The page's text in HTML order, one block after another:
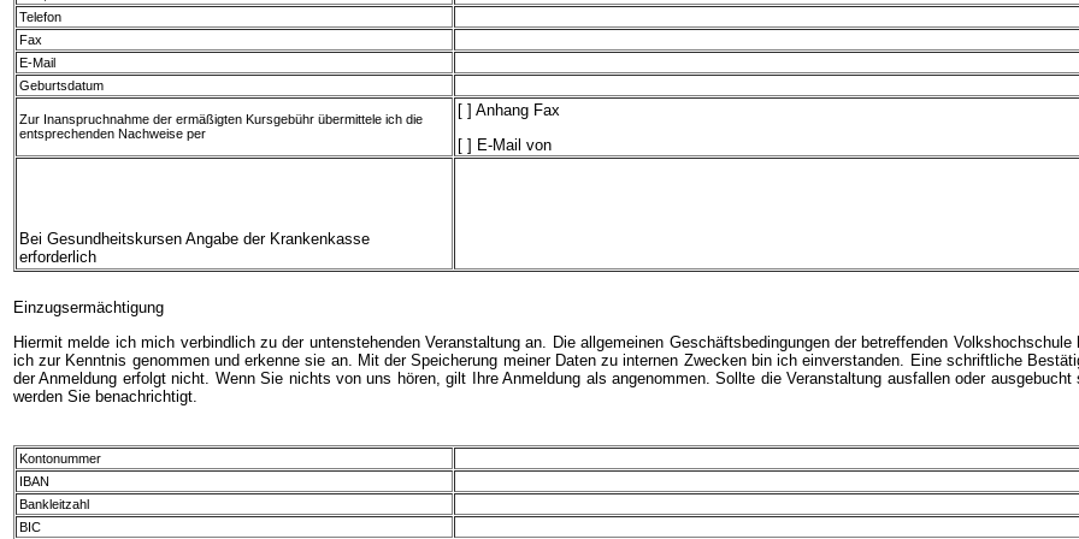
Telefon
Fax
E-Mail
Geburtsdatum
Zur Inanspruchnahme der ermäßigten Kursgebühr übermittele ich die
entsprechenden Nachweise per
[ ] Anhang Fax
[ ] E-Mail von
Bei Gesundheitskursen Angabe der Krankenkasse
erforderlich
Einzugsermächtigung
Hiermit melde ich mich verbindlich zu der untenstehenden Veranstaltung an. Die allgemeinen Geschäftsbedingungen der betreffenden Volkshochschule
ich zur Kenntnis genommen und erkenne sie an. Mit der Speicherung meiner Daten zu internen Zwecken bin ich einverstanden. Eine schriftliche
der Anmeldung erfolgt nicht. Wenn Sie nichts von uns hören, gilt Ihre Anmeldung als angenommen. Sollte die Veranstaltung ausfallen oder ausgebucht
werden Sie benachrichtigt.
Kontonummer
IBAN
Bankleitzahl
BIC